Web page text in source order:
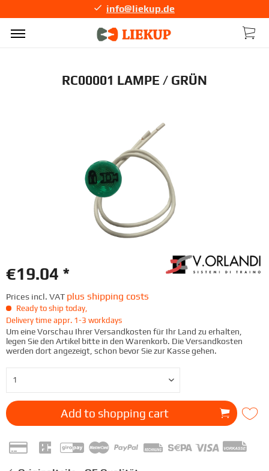
info@liekup.de
RC00001 LAMPE / GRÜN
€19.04 *
Prices incl. VAT plus shipping costs
Ready to ship today,
Delivery time appr. 1-3 workdays
Um eine Vorschau Ihrer Versandkosten für Ihr Land zu erhalten,
legen Sie den Artikel bitte in den Warenkorb. Die Versandkosten
werden dort angezeigt, schon bevor Sie zur Kasse gehen.
Add to shopping cart